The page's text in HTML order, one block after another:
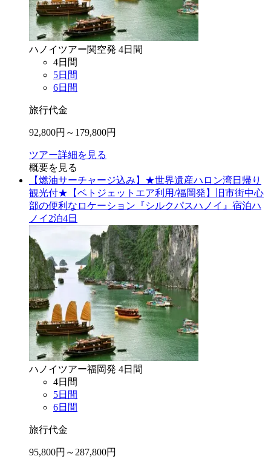
ハノイ ツアー関空発 4日間
4日間
5日間
6日間
旅行代金
92,800円～ 179,800円
ツアー詳細を見る
概要を見る
【燃油サーチャージ込み】★世界遺産ハロン湾日帰り
観光付★【ベトジェットエア利用/福岡発】旧市街中心
部の便利なロケーション『シルクパスハノイ』宿泊ハ
ノイ2泊4日
ハノイ ツアー福岡発 4日間
4日間
5日間
6日間
旅行代金
95,800円～ 287,800円